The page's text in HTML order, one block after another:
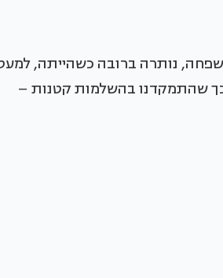
נותרה ברובה כשהייתה,
כך שהתמקדנו בהשלמות קטנות –